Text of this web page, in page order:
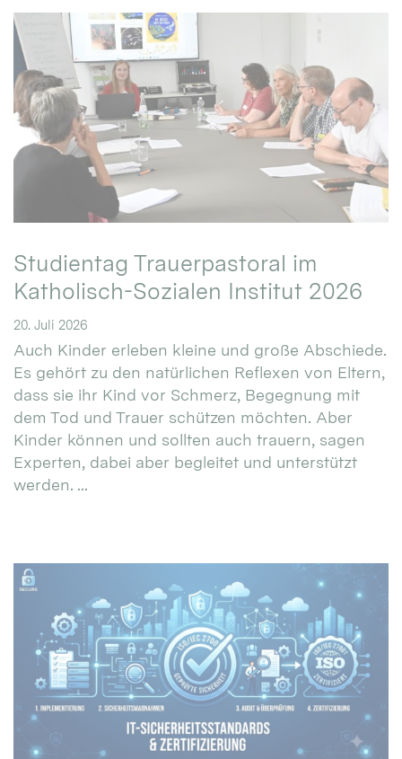
Studientag Trauerpastoral im
Katholisch-Sozialen Institut 2026
20. Juli 2026
Auch Kinder erleben kleine und große Abschiede.
Es gehört zu den natürlichen Reflexen von Eltern,
dass sie ihr Kind vor Schmerz, Begegnung mit
dem Tod und Trauer schützen möchten. Aber
Kinder können und sollten auch trauern, sagen
Experten, dabei aber begleitet und unterstützt
werden. ...